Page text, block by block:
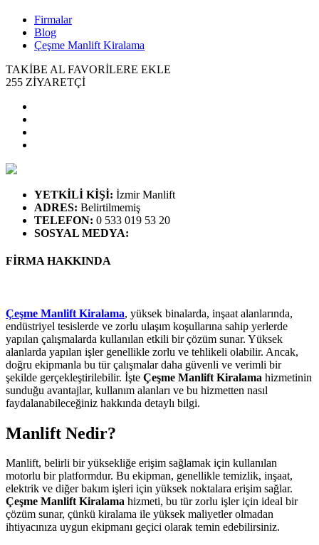
Firmalar
Blog
Çeşme Manlift Kiralama
TAKİBE AL FAVORİLERE EKLE
255 ZİYARETÇİ
YETKİLİ KİŞİ: İzmir Manlift
ADRES: Belirtilmemiş
TELEFON: 0 533 019 53 20
SOSYAL MEDYA:
FİRMA HAKKINDA
Çeşme Manlift Kiralama, yüksek binalarda, inşaat alanlarında,
endüstriyel tesislerde ve zorlu ulaşım koşullarına sahip yerlerde
yapılan çalışmalarda kullanılan etkili bir çözüm sunar. Yüksek
alanlarda yapılan işler genellikle zorlu ve tehlikeli olabilir. Ancak,
doğru ekipmanla bu tür çalışmalar daha güvenli ve verimli bir
şekilde gerçekleştirilebilir. İşte Çeşme Manlift Kiralama hizmetinin
sunduğu avantajlar, kullanım alanları ve bu hizmetten nasıl
faydalanabileceğiniz hakkında detaylı bilgi.
Manlift Nedir?
Manlift, belirli bir yüksekliğe erişim sağlamak için kullanılan
motorlu bir platformdur. Bu ekipman, genellikle temizlik, inşaat,
elektrik ve diğer bakım işleri için yüksek noktalara erişim sağlar.
Çeşme Manlift Kiralama hizmeti, bu tür zorlu işler için ideal bir
çözüm sunar, çünkü kiralama ile yüksek maliyetler olmadan
ihtiyacınıza uygun ekipmanı geçici olarak temin edebilirsiniz.